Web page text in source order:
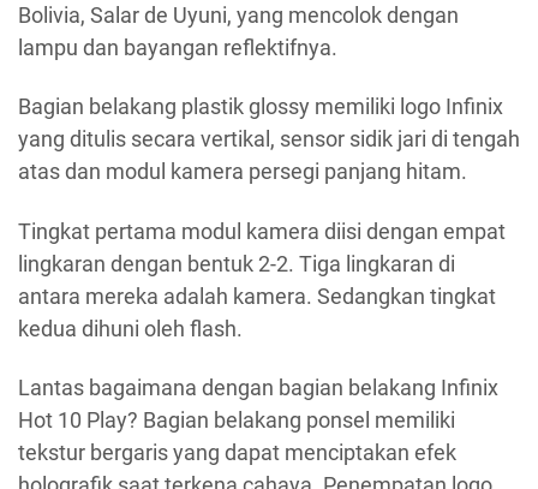
Bolivia, Salar de Uyuni, yang mencolok dengan
lampu dan bayangan reflektifnya.
Bagian belakang plastik glossy memiliki logo Infinix
yang ditulis secara vertikal, sensor sidik jari di tengah
atas dan modul kamera persegi panjang hitam.
Tingkat pertama modul kamera diisi dengan empat
lingkaran dengan bentuk 2-2. Tiga lingkaran di
antara mereka adalah kamera. Sedangkan tingkat
kedua dihuni oleh flash.
Lantas bagaimana dengan bagian belakang Infinix
Hot 10 Play? Bagian belakang ponsel memiliki
tekstur bergaris yang dapat menciptakan efek